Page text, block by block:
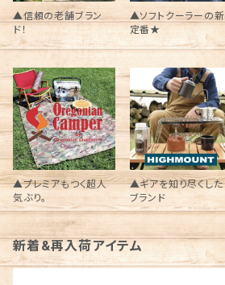
▲信頼の老舗ブラン
ド！
▲ソフトクーラーの新
定番★
▲プレミアもつく超人
気ぶり。
▲ギアを知り尽くした
ブランド
新着&再入荷アイテム